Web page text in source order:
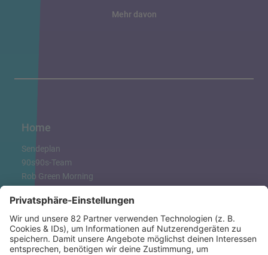
Mehr davon
Home
Sendeplan
90s90s-Team
Rob Green Morning
Radios
90s90s RADIO